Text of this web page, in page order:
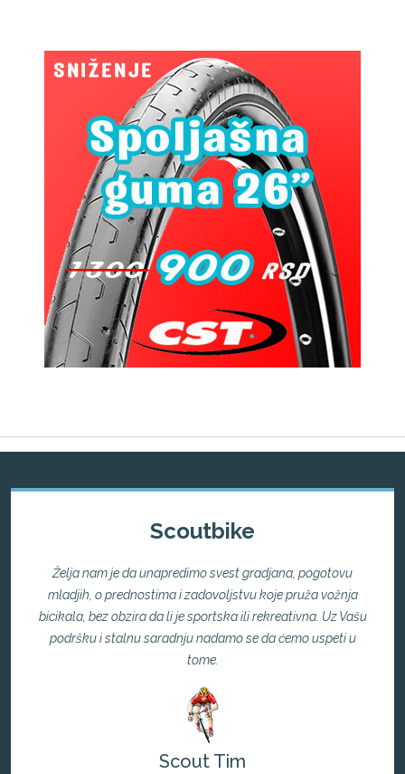
Scoutbike
Želja nam je da unapredimo svest gradjana, pogotovu
mladjih, o prednostima i zadovoljstvu koje pruža vožnja
bicikala, bez obzira da li je sportska ili rekreativna. Uz Vašu
podršku i stalnu saradnju nadamo se da ćemo uspeti u
tome.
Scout Tim